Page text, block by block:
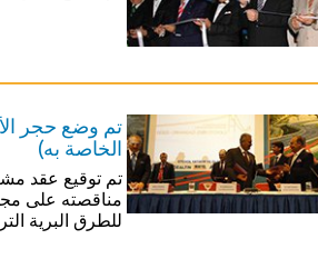
تم وضع حجر
الخاصة به)
تم توقيع عقد
للطرق البرية